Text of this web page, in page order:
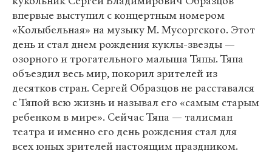
впервые выступил с концертным номером
«Колыбельная» на музыку М. Мусоргского. Этот
день и стал днем рождения куклы-звезды —
озорного и трогательного малыша Тяпы. Тяпа
объездил весь мир, покорил зрителей из
десятков стран. Сергей Образцов не расставался
с Тяпой всю жизнь и называл его «самым старым
ребенком в мире». Сейчас Тяпа — талисман
театра и именно его день рождения стал для
всех юных зрителей настоящим праздником.